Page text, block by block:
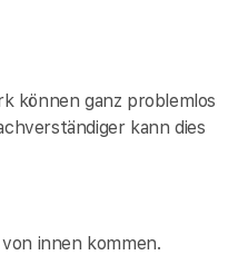
können ganz problemlos
kann dies
innen kommen.